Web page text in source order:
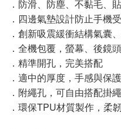
．防滑、防塵、不黏毛、
．四邊氣墊設計防止手機
．創新吸震緩衝結構氣囊
．全機包覆，螢幕、後鏡
．精準開孔，完美搭配
．適中的厚度，手感與保
．附繩孔，可自由搭配掛
．環保TPU材質製作，柔